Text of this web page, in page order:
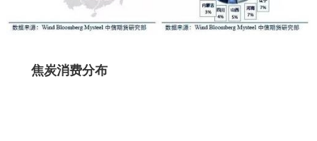
焦炭消费分布